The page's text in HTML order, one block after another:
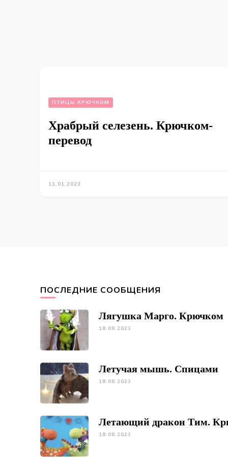
ПТИЦЫ КРЮЧКОМ
Храбрый селезень. Крючком-
перевод
11.01.2023
ПОСЛЕДНИЕ СООБЩЕНИЯ
Лягушка Марго. Крючком
18.08.2023
Летучая мышь. Спицами
18.08.2023
Летающий дракон Тим.
18.08.2023